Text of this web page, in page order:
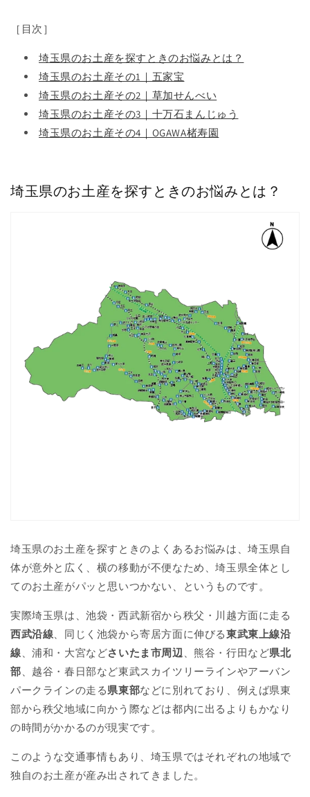
［目次］
埼玉県のお土産を探すときのお悩みとは？
埼玉県のお土産その1｜五家宝
埼玉県のお土産その2｜草加せんべい
埼玉県のお土産その3｜十万石まんじゅう
埼玉県のお土産その4｜OGAWA楮寿園
埼玉県のお土産を探すときのお悩みとは？
埼玉県のお土産を探すときのよくあるお悩みは、埼玉県自
体が意外と広く、横の移動が不便なため、埼玉県全体とし
てのお土産がパッと思いつかない、というものです。
実際埼玉県は、池袋・西武新宿から秩父・川越方面に走る
西武沿線、同じく池袋から寄居方面に伸びる東武東上線沿
線、浦和・大宮などさいたま市周辺、熊谷・行田など県北
部、越谷・春日部など東武スカイツリーラインやアーバン
パークラインの走る県東部などに別れており、例えば県東
部から秩父地域に向かう際などは都内に出るよりもかなり
の時間がかかるのが現実です。
このような交通事情もあり、埼玉県ではそれぞれの地域で
独自のお土産が産み出されてきました。